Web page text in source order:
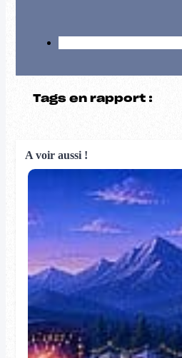
Tags en rapport :
A voir aussi !